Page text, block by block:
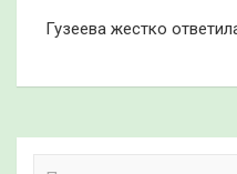
Гузеева жестко